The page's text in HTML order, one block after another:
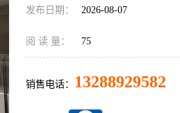
发布日期： 2026-08-07
阅 读 量： 75
销售电话： 13288929582